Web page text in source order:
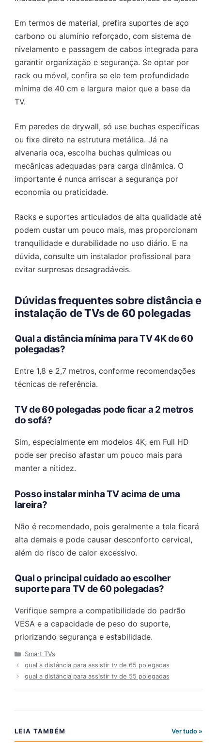
Em termos de material, prefira suportes de aço
carbono ou alumínio reforçado, com sistema de
nivelamento e passagem de cabos integrada para
garantir organização e segurança. Se optar por
rack ou móvel, confira se ele tem profundidade
mínima de 40 cm e largura maior que a base da
TV.
Em paredes de drywall, só use buchas específicas
ou fixe direto na estrutura metálica. Já na
alvenaria oca, escolha buchas químicas ou
mecânicas adequadas para carga dinâmica. O
importante é nunca arriscar a segurança por
economia ou praticidade.
Racks e suportes articulados de alta qualidade até
podem custar um pouco mais, mas proporcionam
tranquilidade e durabilidade no uso diário. E na
dúvida, consulte um instalador profissional para
evitar surpresas desagradáveis.
Dúvidas frequentes sobre distância e
instalação de TVs de 60 polegadas
Qual a distância mínima para TV 4K de 60
polegadas?
Entre 1,8 e 2,7 metros, conforme recomendações
técnicas de referência.
TV de 60 polegadas pode ficar a 2 metros
do sofá?
Sim, especialmente em modelos 4K; em Full HD
pode ser preciso afastar um pouco mais para
manter a nitidez.
Posso instalar minha TV acima de uma
lareira?
Não é recomendado, pois geralmente a tela ficará
alta demais e pode causar desconforto cervical,
além do risco de calor excessivo.
Qual o principal cuidado ao escolher
suporte para TV de 60 polegadas?
Verifique sempre a compatibilidade do padrão
VESA e a capacidade de peso do suporte,
priorizando segurança e estabilidade.
Categorias
Smart TVs
qual a distância para assistir tv de 65 polegadas​
qual a distância para assistir tv de 55 polegadas​
LEIA TAMBÉM Ver tudo »